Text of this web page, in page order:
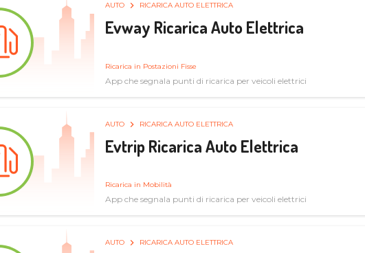
AUTO RICARICA AUTO ELETTRICA
Evway Ricarica Auto Elettrica
Ricarica in Postazioni Fisse
App che segnala punti di ricarica per veicoli elettrici
AUTO RICARICA AUTO ELETTRICA
Evtrip Ricarica Auto Elettrica
Ricarica in Mobilità
App che segnala punti di ricarica per veicoli elettrici
AUTO RICARICA AUTO ELETTRICA